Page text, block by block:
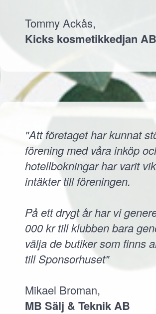
Tommy Ackås,
Kicks kosmetikkedjan AB
"Att företaget har kunnat
förening med våra inköp
hotellbokningar har varit
intäkter till föreningen.
På ett drygt år har vi
000 kr till klubben bara
välja de butiker som finns
till Sponsorhuset"
Mikael Broman,
MB Sälj & Teknik AB